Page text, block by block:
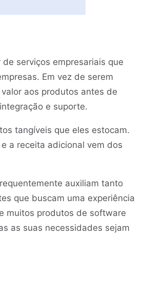
serviços empresariais que
Em vez de serem
aos produtos antes de
e suporte.
tangíveis que eles estocam.
a receita adicional vem dos
auxiliam tanto
que buscam uma experiência
muitos produtos de software
as suas necessidades sejam